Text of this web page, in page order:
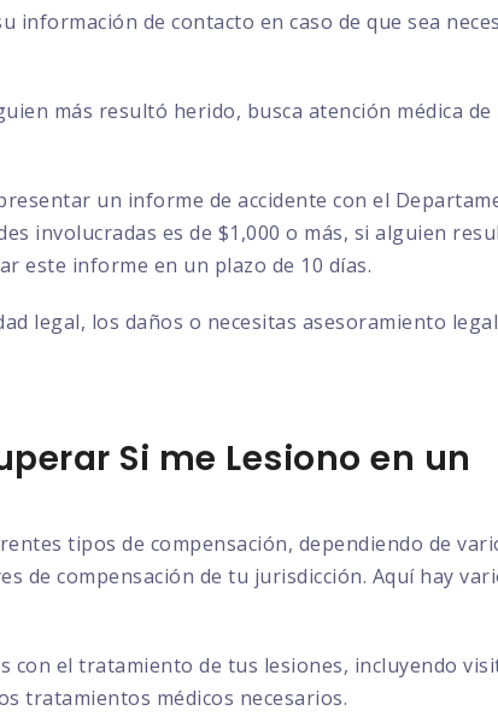
información de contacto en caso de que sea
más resultó herido, busca atención médica de
un informe de accidente con el
involucradas es de $1,000 o más, si alguien
este informe en un plazo de 10 días.
legal, los daños o necesitas asesoramiento
Si me Lesiono en un
tipos de compensación, dependiendo de
de compensación de tu jurisdicción. Aquí hay
con el tratamiento de tus lesiones, incluyendo
tratamientos médicos necesarios.